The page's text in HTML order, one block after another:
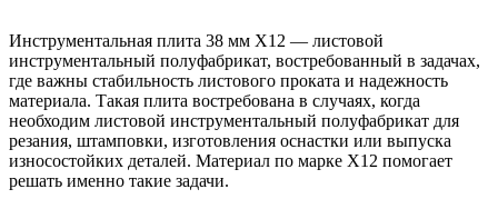
Инструментальная плита 38 мм Х12 — листовой
инструментальный полуфабрикат, востребованный в задачах,
где важны стабильность листового проката и надежность
материала. Такая плита востребована в случаях, когда
необходим листовой инструментальный полуфабрикат для
резания, штамповки, изготовления оснастки или выпуска
износостойких деталей. Материал по марке Х12 помогает
решать именно такие задачи.